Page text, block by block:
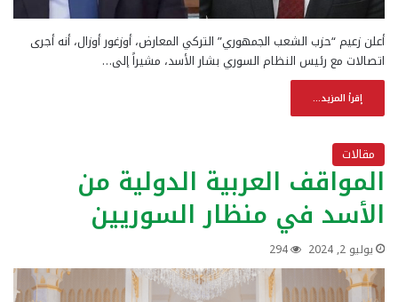
أعلن زعيم “حزب الشعب الجمهوري” التركي المعارض، أوزغور أوزال، أنه أجرى
اتصالات مع رئيس النظام السوري بشار الأسد، مشيراً إلى…
إقرأ المزيد...
مقالات
المواقف العربية الدولية من
الأسد في منظار السوريين
يوليو 2, 2024 294